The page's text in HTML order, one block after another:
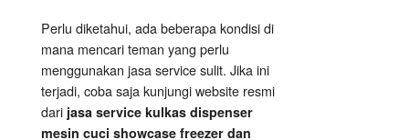
Perlu diketahui, ada beberapa kondisi di
mana mencari teman yang perlu
menggunakan jasa service sulit. Jika ini
terjadi, coba saja kunjungi website resmi
dari jasa service kulkas dispenser
mesin cuci showcase freezer dan